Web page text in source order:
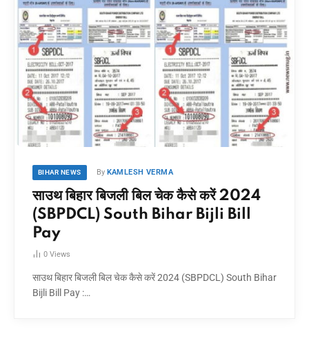
BIHAR NEWS By KAMLESH VERMA
साउथ बिहार बिजली बिल चेक कैसे करें 2024
(SBPDCL) South Bihar Bijli Bill
Pay
0 Views
साउथ बिहार बिजली बिल चेक कैसे करें 2024 (SBPDCL) South Bihar
Bijli Bill Pay :…